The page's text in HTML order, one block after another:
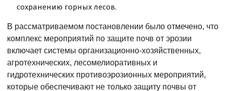
сохранению горных лесов.
В рассматриваемом постановлении было отмечено, что
комплекс мероприятий по защите почв от эрозии
включает системы организационно-хозяйственных,
агротехнических, лесомелиоративных и
гидротехнических противоэрозионных мероприятий,
которые обеспечивают не только защиту почвы от